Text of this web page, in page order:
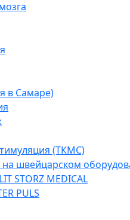
в Самаре)
(ТКМС)
швейцарском
STORZ MEDICAL
PULS